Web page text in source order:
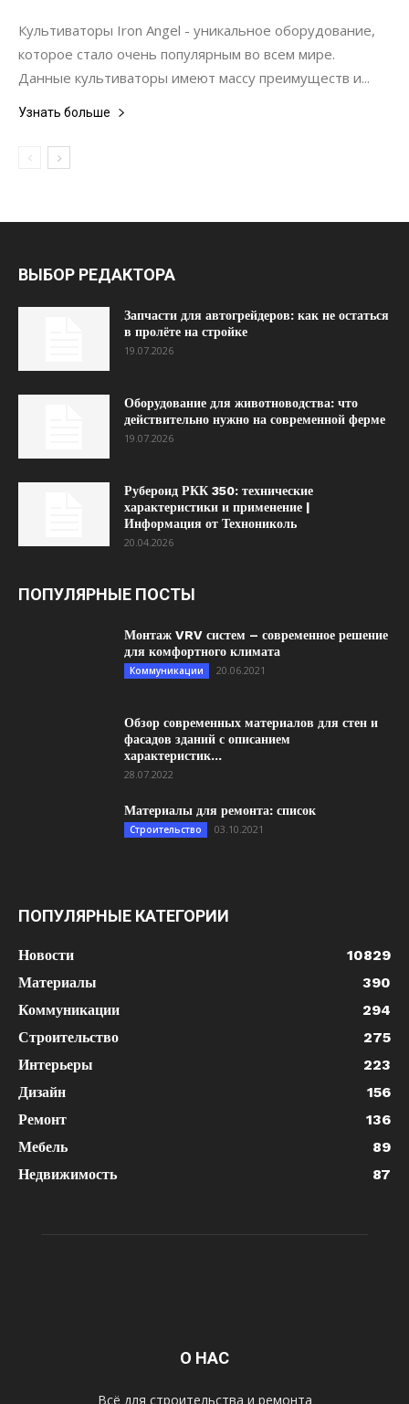
Культиваторы Iron Angel - уникальное оборудование,
которое стало очень популярным во всем мире.
Данные культиваторы имеют массу преимуществ и...
Узнать больше
ВЫБОР РЕДАКТОРА
Запчасти для автогрейдеров: как не остаться
в пролёте на стройке
19.07.2026
Оборудование для животноводства: что
действительно нужно на современной ферме
19.07.2026
Рубероид РКК 350: технические
характеристики и применение |
Информация от Технониколь
20.04.2026
ПОПУЛЯРНЫЕ ПОСТЫ
Монтаж VRV систем – современное решение
для комфортного климата
Коммуникации 20.06.2021
Обзор современных материалов для стен и
фасадов зданий с описанием
характеристик...
28.07.2022
Материалы для ремонта: список
Строительство 03.10.2021
ПОПУЛЯРНЫЕ КАТЕГОРИИ
Новости
10829
Материалы
390
Коммуникации
294
Строительство
275
Интерьеры
223
Дизайн
156
Ремонт
136
Мебель
89
Недвижимость
87
О НАС
Всё для строительства и ремонта